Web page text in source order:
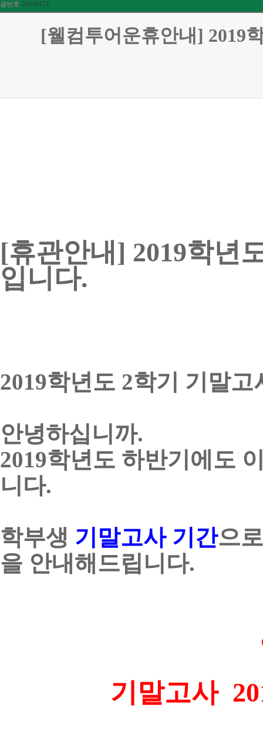
글번호 26548172
[웰컴투어운휴안내] 2019
[휴관안내 ] 2019학년
입니다.
2019학년도 2학기 기말고
안녕하십니까.
2019학년도 하반기에도
니다.
학부생 기말고사 기간으
을 안내해드립니다.
기말고사